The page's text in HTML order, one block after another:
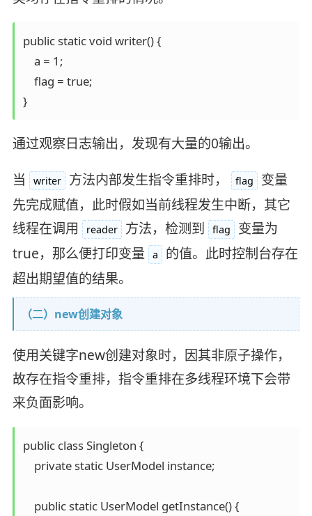
public static void writer() {
    a = 1;
    flag = true;
}
通过观察日志输出，发现有大量的0输出。
当
writer 方法内部发生指令重排时， flag
变量
先完成赋值，此时假如当前线程发生中断，其它
线程在调用
reader 方法，检测到 flag
变量为
true，那么便打印变量 a
的值。此时控制台存在
超出期望值的结果。
（二）new创建对象
使用关键字new创建对象时，因其非原子操作，
故存在指令重排，指令重排在多线程环境下会带
来负面影响。
public class Singleton {
    private static UserModel instance;
    public static UserModel getInstance() {